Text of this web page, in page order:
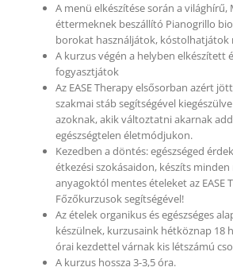
A menü elkészítése során a világhírű,
éttermeknek beszállító Pianogrillo
borokat használjátok, kóstolhatjátok
A kurzus végén a helyben elkészített
fogyasztjátok
Az EASE Therapy elsősorban azért
szakmai stáb segítségével
azoknak, akik változtatni akarnak
egészségtelen életmódjukon.
Kezedben a döntés: egészséged
étkezési szokásaidon, készíts
anyagoktól mentes ételeket az EASE
Főzőkurzusok segítségével!
Az ételek organikus és egészséges
készülnek, kurzusaink hétköznap 18
órai kezdettel várnak kis létszámú
A kurzus hossza 3-3,5 óra.